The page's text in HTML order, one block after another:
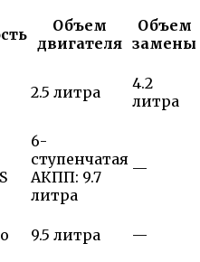
Объем
двигателя
Объем
замены
2.5 литра
4.2
литра
6-
ступенчатая
АКПП: 9.7
литра
—
9.5 литра —